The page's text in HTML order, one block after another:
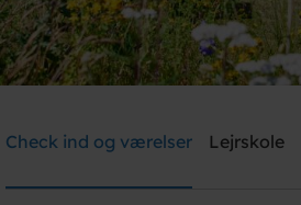
Brug for hjælp? Ring+45 4353 5015
Check ind og værelser Lejrskole